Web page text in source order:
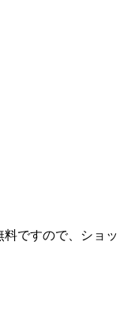
ですので、ショッ